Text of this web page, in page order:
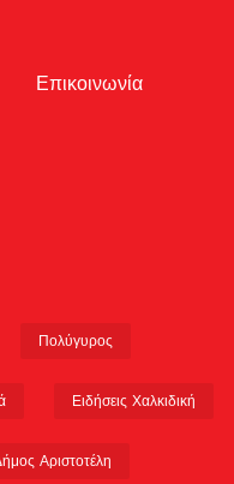
Επικοινωνία
Πολύγυρος
Ειδήσεις Χαλκιδική
Αριστοτέλη